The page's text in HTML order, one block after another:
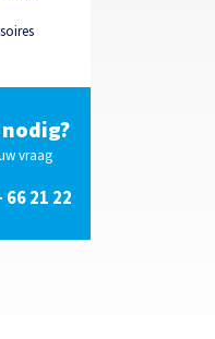
vraag
66 21 22